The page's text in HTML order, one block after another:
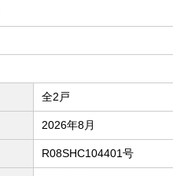
全2戸
2026年8月
R08SHC104401号